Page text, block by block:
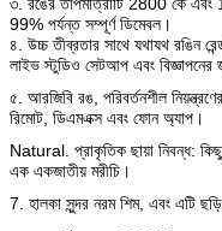
99% পর্যন্ত সম্পূর্ণ ডিমেবল।
৪. উচ্চ তীব্রতার সাথে যথাযথ রঙিন
লাইভ স্টুডিও সেটআপ এবং
৫. আরজিবি রঙ, পরিবর্তনশীল
রিমোট, ডিএমএক্স এবং ফোন অ্যাপ।
Natural. প্রাকৃতিক ছায়া নিবন্ধ:
এক একজাতীয় মরীচি।
7. হালকা সুন্দর নরম শিম, এবং এটি